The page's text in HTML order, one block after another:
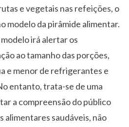
e vegetais nas refeições, o
modelo da pirâmide alimentar.
irá alertar os
ao tamanho das porções,
e menor de refrigerantes e
entanto, trata-se de uma
a compreensão do público
alimentares saudáveis, não